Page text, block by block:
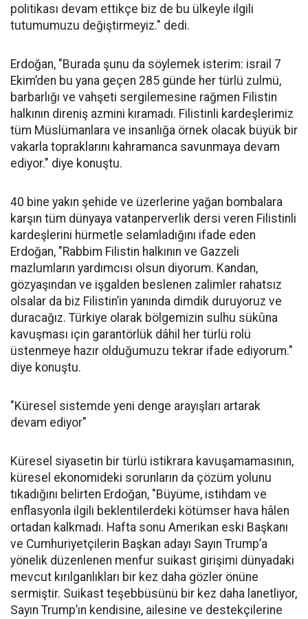
politikası devam ettikçe biz de bu ülkeyle ilgili
tutumumuzu değiştirmeyiz." dedi.
Erdoğan, "Burada şunu da söylemek isterim: israil 7
Ekim’den bu yana geçen 285 günde her türlü zulmü,
barbarlığı ve vahşeti sergilemesine rağmen Filistin
halkının direniş azmini kıramadı. Filistinli kardeşlerimiz
tüm Müslümanlara ve insanlığa örnek olacak büyük bir
vakarla topraklarını kahramanca savunmaya devam
ediyor." diye konuştu.
40 bine yakın şehide ve üzerlerine yağan bombalara
karşın tüm dünyaya vatanperverlik dersi veren Filistinli
kardeşlerini hürmetle selamladığını ifade eden
Erdoğan, "Rabbim Filistin halkının ve Gazzeli
mazlumların yardımcısı olsun diyorum. Kandan,
gözyaşından ve işgalden beslenen zalimler rahatsız
olsalar da biz Filistin’in yanında dimdik duruyoruz ve
duracağız. Türkiye olarak bölgemizin sulhu sükûna
kavuşması için garantörlük dâhil her türlü rolü
üstenmeye hazır olduğumuzu tekrar ifade ediyorum."
diye konuştu.
"Küresel sistemde yeni denge arayışları artarak
devam ediyor"
Küresel siyasetin bir türlü istikrara kavuşamamasının,
küresel ekonomideki sorunların da çözüm yolunu
tıkadığını belirten Erdoğan, "Büyüme, istihdam ve
enflasyonla ilgili beklentilerdeki kötümser hava hâlen
ortadan kalkmadı. Hafta sonu Amerikan eski Başkanı
ve Cumhuriyetçilerin Başkan adayı Sayın Trump’a
yönelik düzenlenen menfur suikast girişimi dünyadaki
mevcut kırılganlıkları bir kez daha gözler önüne
sermiştir. Suikast teşebbüsünü bir kez daha lanetliyor,
Sayın Trump’ın kendisine, ailesine ve destekçilerine